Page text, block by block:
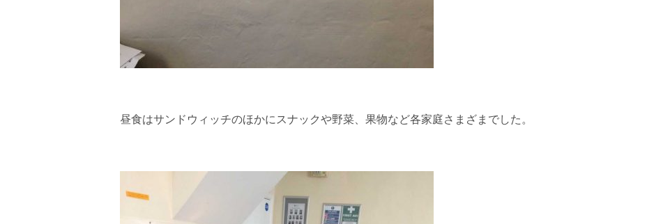
昼食はサンドウィッチのほかにスナックや野菜、果物など各家庭さまざまでした。